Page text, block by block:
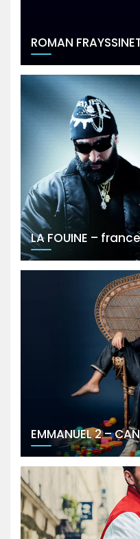
ROMAN
LA FOUINE –
EMMANUEL 2 –